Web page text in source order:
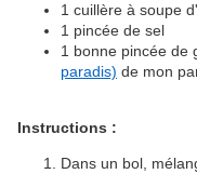
1 cuillère à soupe
1 pincée de sel
1 bonne pincée de
paradis) de mon
Instructions :
Dans un bol,